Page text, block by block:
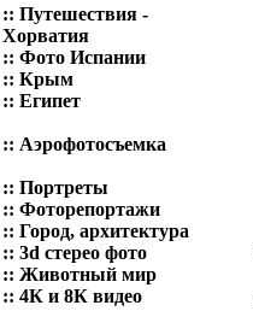
:: Путешествия -
Хорватия
:: Фото Испании
:: Крым
:: Египет
:: Аэрофотосъемка
:: Портреты
:: Фоторепортажи
:: Город, архитектура
:: 3d стерео фото
:: Животный мир
:: 4К и 8К видео